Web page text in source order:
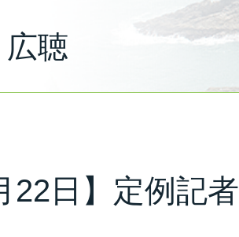
広聴
22日】定例記